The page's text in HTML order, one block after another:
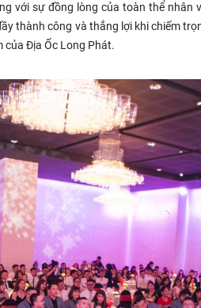
với sự đồng lòng của toàn thể nhân
thành công và thắng lợi khi chiếm
của Địa Ốc Long Phát.